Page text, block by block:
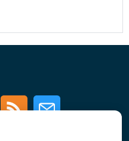
InstagramRSS Newsletter